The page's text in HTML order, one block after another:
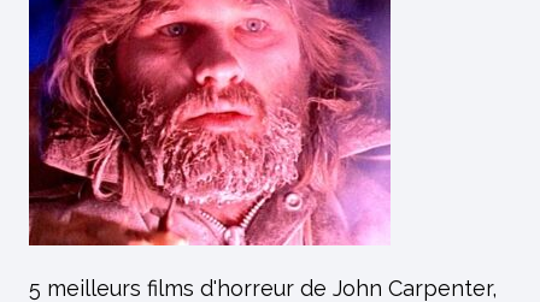
5 meilleurs films d'horreur de John Carpenter,